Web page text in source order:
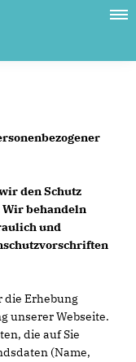
den Schutz
behandeln
und
die Erhebung
unserer Webseite.
die auf Sie
(Name,